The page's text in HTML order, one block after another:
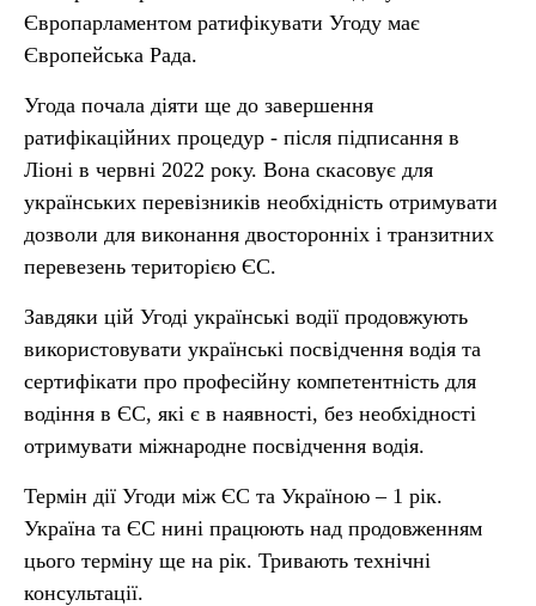
Європарламентом ратифікувати Угоду має
Європейська Рада.
Угода почала діяти ще до завершення
ратифікаційних процедур - після підписання в
Ліоні в червні 2022 року. Вона скасовує для
українських перевізників необхідність отримувати
дозволи для виконання двосторонніх і транзитних
перевезень територією ЄС.
Завдяки цій Угоді українські водії продовжують
використовувати українські посвідчення водія та
сертифікати про професійну компетентність для
водіння в ЄС, які є в наявності, без необхідності
отримувати міжнародне посвідчення водія.
Термін дії Угоди між ЄС та Україною – 1 рік.
Україна та ЄС нині працюють над продовженням
цього терміну ще на рік. Тривають технічні
консультації.